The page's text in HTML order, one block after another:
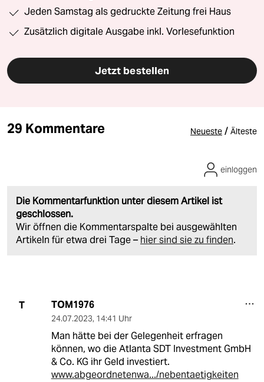
Jeden Samstag als gedruckte Zeitung frei Haus
Zusätzlich digitale Ausgabe inkl. Vorlesefunktion
Jetzt bestellen
29 Kommentare Neueste / Älteste
Die Kommentarfunktion unter diesem Artikel ist
geschlossen.
Wir öffnen die Kommentarspalte bei ausgewählten
Artikeln für etwa drei Tage – hier sind sie zu finden.
einloggen
T TOM1976
24.07.2023, 14:41 Uhr
Man hätte bei der Gelegenheit erfragen
können, wo die Atlanta SDT Investment GmbH
& Co. KG ihr Geld investiert.
www.abgeordnetenwa.../nebentaetigkeiten